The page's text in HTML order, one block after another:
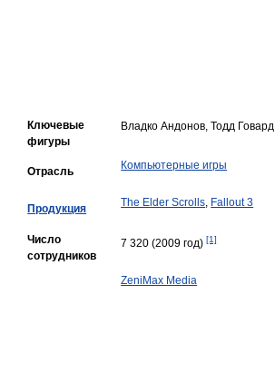
Ключевые
фигуры
Владко Андонов, Тодд Говард
Отрасль Компьютерные игры
Продукция The Elder Scrolls, Fallout 3
Число
сотрудников
7 320 (2009 год)[1]
ZeniMax Media